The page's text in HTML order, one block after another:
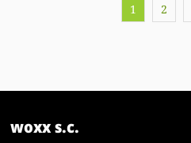
1 2
woxx s.c.